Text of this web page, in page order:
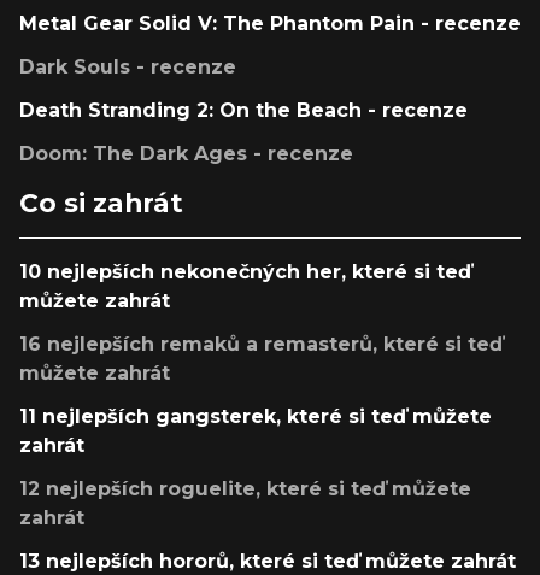
Metal Gear Solid V: The Phantom Pain - recenze
Dark Souls - recenze
Death Stranding 2: On the Beach - recenze
Doom: The Dark Ages - recenze
Co si zahrát
10 nejlepších nekonečných her, které si teď
můžete zahrát
16 nejlepších remaků a remasterů, které si teď
můžete zahrát
11 nejlepších gangsterek, které si teď můžete
zahrát
12 nejlepších roguelite, které si teď můžete
zahrát
13 nejlepších hororů, které si teď můžete zahrát